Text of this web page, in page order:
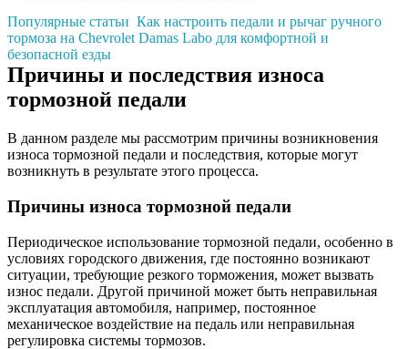
Популярные статьи Как настроить педали и рычаг ручного
тормоза на Chevrolet Damas Labo для комфортной и
безопасной езды
Причины и последствия износа
тормозной педали
В данном разделе мы рассмотрим причины возникновения
износа тормозной педали и последствия, которые могут
возникнуть в результате этого процесса.
Причины износа тормозной педали
Периодическое использование тормозной педали, особенно в
условиях городского движения, где постоянно возникают
ситуации, требующие резкого торможения, может вызвать
износ педали. Другой причиной может быть неправильная
эксплуатация автомобиля, например, постоянное
механическое воздействие на педаль или неправильная
регулировка системы тормозов.